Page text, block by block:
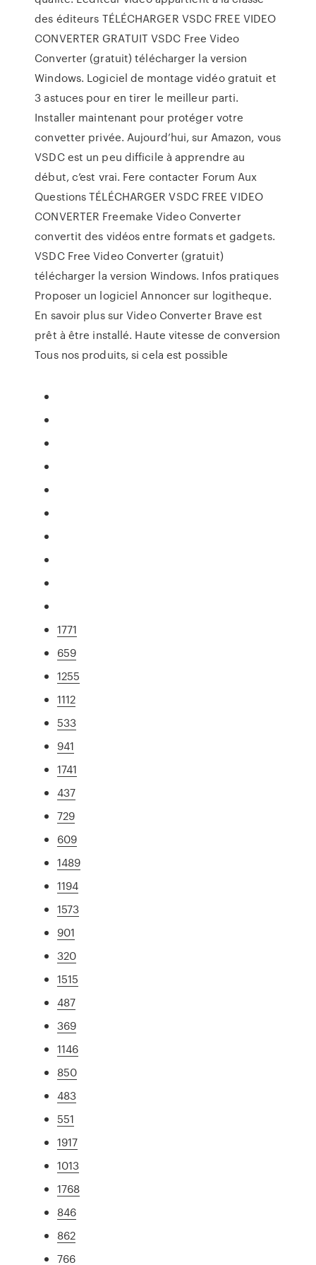
des éditeurs TÉLÉCHARGER VSDC FREE VIDEO
CONVERTER GRATUIT VSDC Free Video
Converter (gratuit) télécharger la version
Windows. Logiciel de montage vidéo gratuit et
3 astuces pour en tirer le meilleur parti.
Installer maintenant pour protéger votre
convetter privée. Aujourd’hui, sur Amazon, vous
VSDC est un peu difficile à apprendre au
début, c’est vrai. Fere contacter Forum Aux
Questions TÉLÉCHARGER VSDC FREE VIDEO
CONVERTER Freemake Video Converter
convertit des vidéos entre formats et gadgets.
VSDC Free Video Converter (gratuit)
télécharger la version Windows. Infos pratiques
Proposer un logiciel Annoncer sur logitheque.
En savoir plus sur Video Converter Brave est
prêt à être installé. Haute vitesse de conversion
Tous nos produits, si cela est possible
1771
659
1255
1112
533
941
1741
437
729
609
1489
1194
1573
901
320
1515
487
369
1146
850
483
551
1917
1013
1768
846
862
766